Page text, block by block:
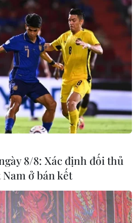
8/8: Xác định đối thủ
ở bán kết